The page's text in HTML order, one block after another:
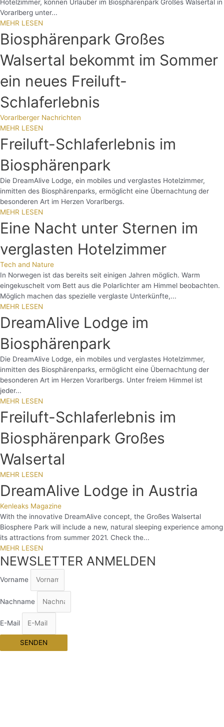
Hotelzimmer, können Urlauber im Biosphärenpark Großes Walsertal in
Vorarlberg unter...
MEHR LESEN
Biosphärenpark Großes
Walsertal bekommt im Sommer
ein neues Freiluft-
Schlaferlebnis
Vorarlberger Nachrichten
MEHR LESEN
Freiluft-Schlaferlebnis im
Biosphärenpark
Die DreamAlive Lodge, ein mobiles und verglastes Hotelzimmer,
inmitten des Biosphärenparks, ermöglicht eine Übernachtung der
besonderen Art im Herzen Vorarlbergs.
MEHR LESEN
Eine Nacht unter Sternen im
verglasten Hotelzimmer
Tech and Nature
In Norwegen ist das bereits seit einigen Jahren möglich. Warm
eingekuschelt vom Bett aus die Polarlichter am Himmel beobachten.
Möglich machen das spezielle verglaste Unterkünfte,...
MEHR LESEN
DreamAlive Lodge im
Biosphärenpark
Die DreamAlive Lodge, ein mobiles und verglastes Hotelzimmer,
inmitten des Biosphärenparks, ermöglicht eine Übernachtung der
besonderen Art im Herzen Vorarlbergs. Unter freiem Himmel ist
jeder...
MEHR LESEN
Freiluft-Schlaferlebnis im
Biosphärenpark Großes
Walsertal
MEHR LESEN
DreamAlive Lodge in Austria
Kenleaks Magazine
With the innovative DreamAlive concept, the Großes Walsertal
Biosphere Park will include a new, natural sleeping experience among
its attractions from summer 2021. Check the...
MEHR LESEN
NEWSLETTER ANMELDEN
Vorname
Nachname
E-Mail
SENDEN